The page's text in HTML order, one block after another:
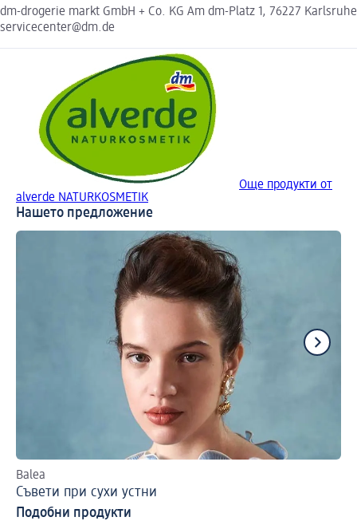
dm-drogerie markt GmbH + Co. KG Am dm-Platz 1, 76227 Karlsruhe
servicecenter@dm.de
Още продукти от
alverde NATURKOSMETIK
Нашето предложение
Balea
Съвети при сухи устни
Подобни продукти